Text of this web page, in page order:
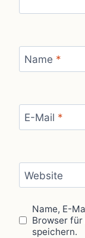
Name *
E-Mail *
Website
Name, E-
Browser für
speichern.